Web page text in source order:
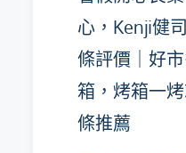
心，Kenji健
條評價｜好
箱，烤箱一
條推薦